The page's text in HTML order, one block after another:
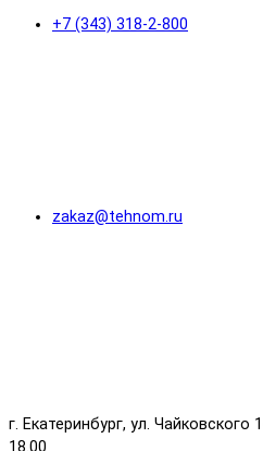
+7 (343) 318-2-800
zakaz@tehnom.ru
г. Екатеринбург, ул.